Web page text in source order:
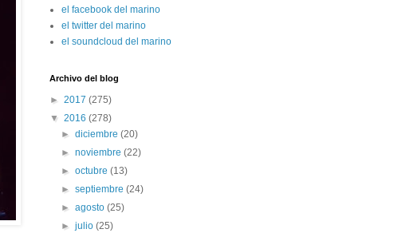
el facebook del marino
el twitter del marino
el soundcloud del marino
Archivo del blog
► 2017 (275)
▼ 2016 (278)
►diciembre(20)
►noviembre(22)
►octubre(13)
►septiembre(24)
►agosto(25)
►julio(25)